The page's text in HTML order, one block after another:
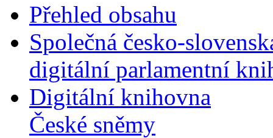
Přehled obsahu
Společná česko-
digitální parlamentní
Digitální knihovna
České sněmy